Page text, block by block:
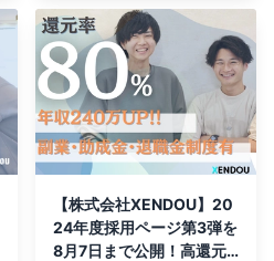
【株式会社XENDOU】20
24年度採用ページ第3弾を
8月7日まで公開！高還元S